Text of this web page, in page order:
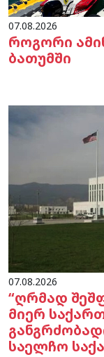
07.08.2026
როგორი
ბათუმში
07.08.2026
“ღრმად
მიერ
საელჩო